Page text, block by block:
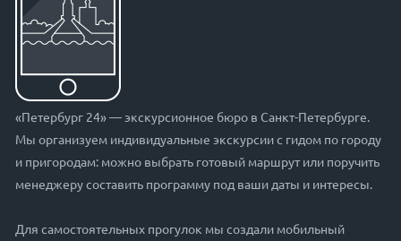
«Петербург 24» — экскурсионное бюро в Санкт-Петербурге.
Мы организуем индивидуальные экскурсии с гидом по городу
и пригородам: можно выбрать готовый маршрут или поручить
менеджеру составить программу под ваши даты и интересы.
Для самостоятельных прогулок мы создали мобильный